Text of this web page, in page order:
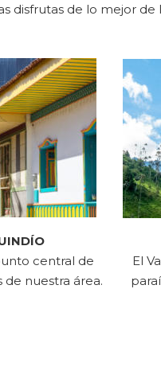
central de
nuestra área.
El
disfrutas de lo mejor